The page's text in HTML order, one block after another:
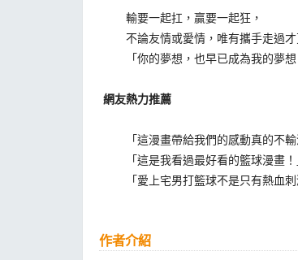
輸要一起扛，贏要一起狂，
不論友情或愛情，唯有攜手走過
「你的夢想，也早已成為我的夢想
網友熱力推薦
「這漫畫帶給我們的感動真的不
「這是我看過最好看的籃球漫畫！
「愛上宅男打籃球不是只有熱血刺
作者介紹